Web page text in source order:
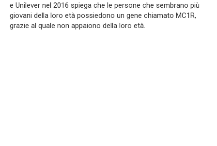
e Unilever nel 2016 spiega che le persone che sembrano più
giovani della loro età possiedono un gene chiamato MC1R,
grazie al quale non appaiono della loro età.